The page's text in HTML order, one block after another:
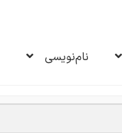
نام‌نویسی